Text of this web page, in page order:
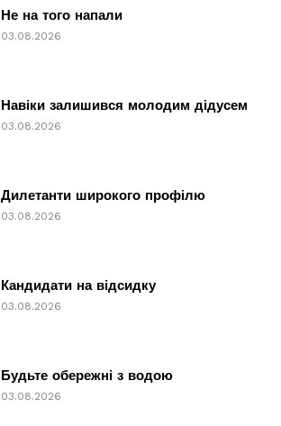
Не на того напали
03.08.2026
Навіки залишився молодим дідусем
03.08.2026
Дилетанти широкого профілю
03.08.2026
Кандидати на відсидку
03.08.2026
Будьте обережні з водою
03.08.2026